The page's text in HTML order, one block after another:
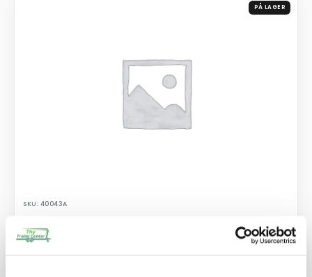
PÅ LAGER
SKU: 40043A
17,50